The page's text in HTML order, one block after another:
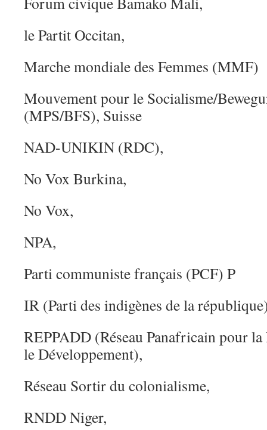
le Partit Occitan,
Marche mondiale des Femmes (MMF)
Mouvement pour le Socialisme/
(MPS/BFS), Suisse
NAD-UNIKIN (RDC),
No Vox Burkina,
No Vox,
NPA,
Parti communiste français (PCF) P
IR (Parti des indigènes de la
REPPADD (Réseau Panafricain pour
le Développement),
Réseau Sortir du colonialisme,
RNDD Niger,